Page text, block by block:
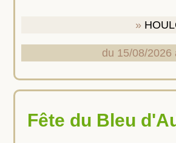
du 15/08/2026
Fête du Bleu